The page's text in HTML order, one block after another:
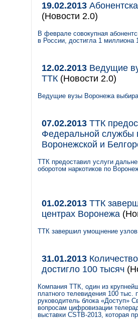
19.02.2013
(Новости 2.0)
В феврале совокупная
в России, достигла 1 миллиона
12.02.2013 Ведущие
ТТК(Новости 2.0)
Ведущие вузы Воронежа
07.02.2013 ТТК
Федеральной службы
Воронежской и
ТТК предоставил услуги
оборотом наркотиков по
01.02.2013 ТТК
центрах Воронежа
ТТК завершил умощнение
31.01.2013
достигло 100 тысяч
Компания ТТК, один из
платного телевидения 100 тыс.
руководитель блока «Доступ»
вопросам цифровизации
выставки CSTB-2013, которая